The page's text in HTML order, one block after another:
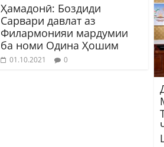
Ҳамадонӣ: Боздиди
Сарвари давлат аз
Филармонияи мардумии
ба номи Одина Ҳошим
01.10.2021 0